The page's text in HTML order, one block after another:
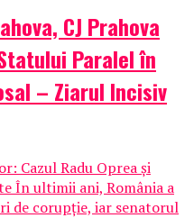
CJ Prahova
Paralel în
– Ziarul Incisiv
Cazul Radu Oprea și
În ultimii ani, România a
de corupție, iar senatorul